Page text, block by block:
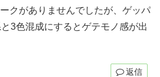
クがありませんでしたが、ゲッパ
3色混成にするとゲテモノ感が出
返信